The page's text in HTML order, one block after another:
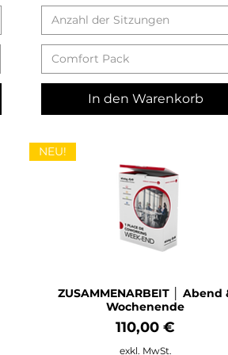
Anzahl der Sitzungen
Comfort Pack
In den Warenkorb
NEU!
ZUSAMMENARBEIT │ Abend
Wochenende
Preis
110,00 €
exkl. MwSt.